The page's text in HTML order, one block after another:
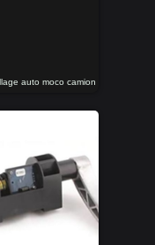
auto moco camion